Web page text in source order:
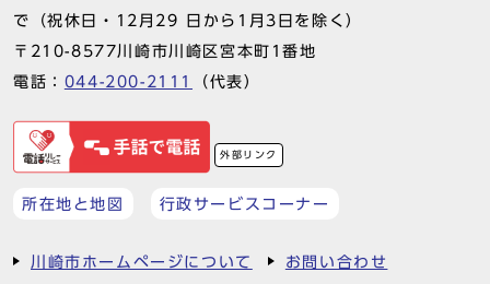
で（祝休日・12月29 日から1月3日を除く）
〒210-8577川崎市川崎区宮本町1番地
電話： 044-200-2111 （代表）
外部リンク
所在地と地図 行政サービスコーナー
川崎市ホームページについて お問い合わせ